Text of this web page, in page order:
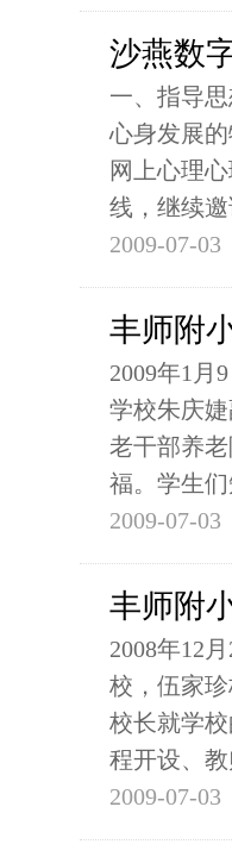
沙燕数
一、指导
心身发展
网上心理
线，继续
2009-07-03
丰师附
2009年1月
学校朱庆
老干部养
福。学生
2009-07-03
丰师附
2008年12
校，伍家
校长就学
程开设、
2009-07-03